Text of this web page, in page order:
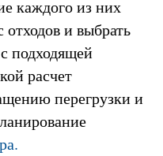
каждого из них
отходов и выбрать
подходящей
расчет
перегрузки и